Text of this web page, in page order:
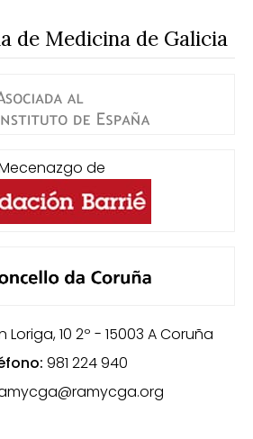
de Medicina de Galicia
de
Loriga, 10 2º - 15003 A Coruña
981 224 940